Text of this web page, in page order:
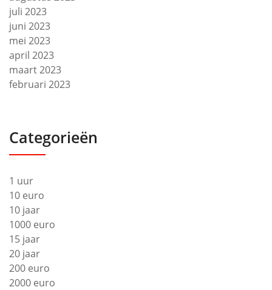
juli 2023
juni 2023
mei 2023
april 2023
maart 2023
februari 2023
Categorieën
1 uur
10 euro
10 jaar
1000 euro
15 jaar
20 jaar
200 euro
2000 euro